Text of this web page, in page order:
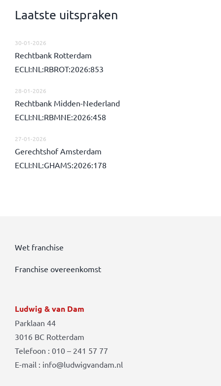
Laatste uitspraken
30-01-2026
Rechtbank Rotterdam
ECLI:NL:RBROT:2026:853
28-01-2026
Rechtbank Midden-Nederland
ECLI:NL:RBMNE:2026:458
27-01-2026
Gerechtshof Amsterdam
ECLI:NL:GHAMS:2026:178
Wet franchise
Franchise overeenkomst
Ludwig & van Dam
Parklaan 44
3016 BC Rotterdam
Telefoon : 010 – 241 57 77
E-mail : info@ludwigvandam.nl